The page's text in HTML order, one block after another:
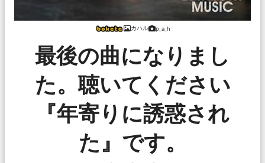
カハル p_a_h
最後の曲になりまし
た。聴いてください
『年寄りに誘惑され
た』です。